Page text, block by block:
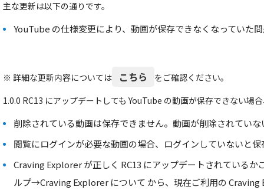
主な更新は以下の通りです。
YouTube の仕様変更により、動画が保存できなくなっていた
※ 詳細な更新内容については こちら
をご確認ください。
1.0.0 RC13 にアップデートしても YouTube の動画が保存できない場
削除されている動画は保存できません。動画が削除されてい
閲覧にログインが必要な動画の場合、ログインしていないと
Craving Explorer が正しく RC13 にアップデートされている
ルプ→Craving Explorer について から、現在ご利用の